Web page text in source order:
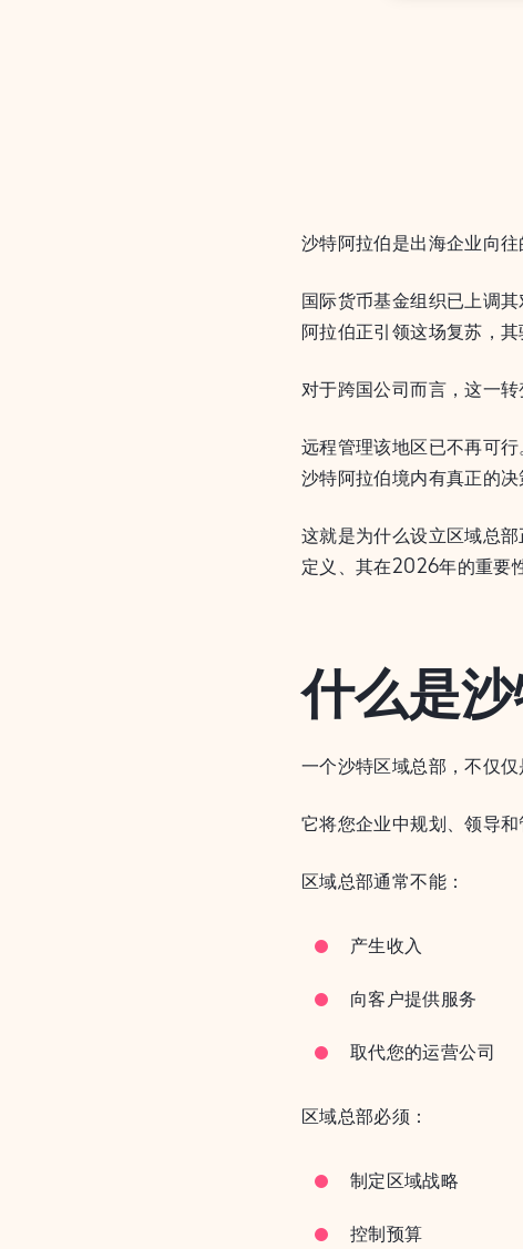
沙特阿拉伯是出海企业向往
国际货币基金组织已上调
阿拉伯正引领这场复苏，
对于跨国公司而言，这一转
远程管理该地区已不再可
沙特阿拉伯境内有真正的
这就是为什么设立区域总
定义、其在2026年的重要
什么是
一个沙特区域总部，不仅
它将您企业中规划、领导
区域总部通常不能：
产生收入
向客户提供服务
取代您的运营公司
区域总部必须：
制定区域战略
控制预算